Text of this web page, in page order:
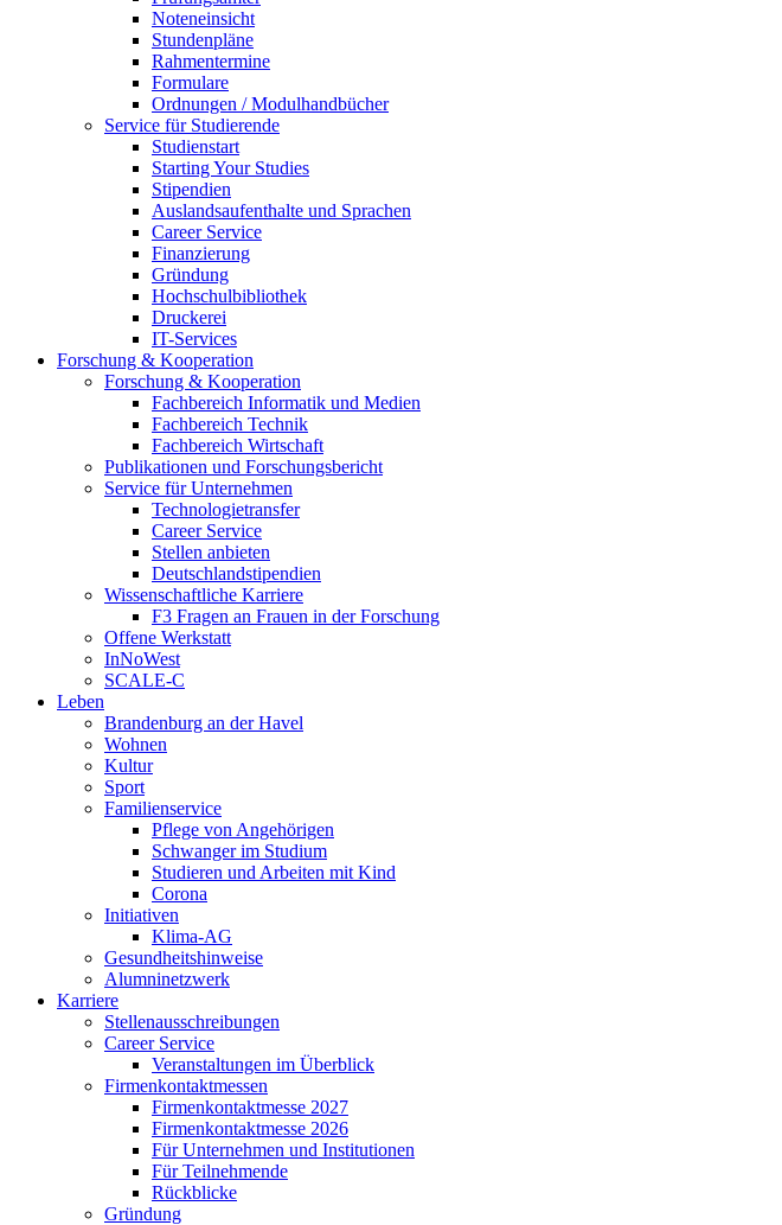
Noteneinsicht
Stundenpläne
Rahmentermine
Formulare
Ordnungen / Modulhandbücher
Service für Studierende
Studienstart
Starting Your Studies
Stipendien
Auslandsaufenthalte und Sprachen
Career Service
Finanzierung
Gründung
Hochschulbibliothek
Druckerei
IT-Services
Forschung & Kooperation
Forschung & Kooperation
Fachbereich Informatik und Medien
Fachbereich Technik
Fachbereich Wirtschaft
Publikationen und Forschungsbericht
Service für Unternehmen
Technologietransfer
Career Service
Stellen anbieten
Deutschlandstipendien
Wissenschaftliche Karriere
F3 Fragen an Frauen in der Forschung
Offene Werkstatt
InNoWest
SCALE-C
Leben
Brandenburg an der Havel
Wohnen
Kultur
Sport
Familienservice
Pflege von Angehörigen
Schwanger im Studium
Studieren und Arbeiten mit Kind
Corona
Initiativen
Klima-AG
Gesundheitshinweise
Alumninetzwerk
Karriere
Stellenausschreibungen
Career Service
Veranstaltungen im Überblick
Firmenkontaktmessen
Firmenkontaktmesse 2027
Firmenkontaktmesse 2026
Für Unternehmen und Institutionen
Für Teilnehmende
Rückblicke
Gründung